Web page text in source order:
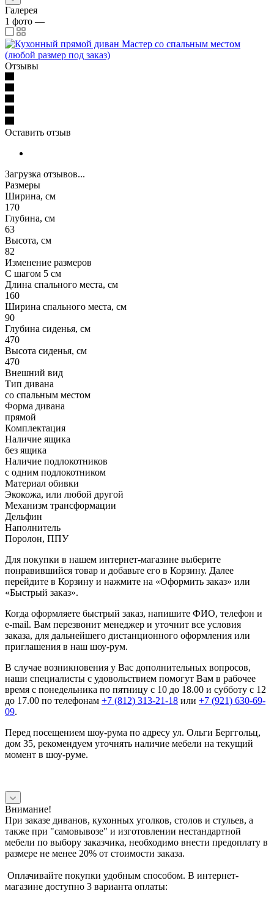
Галерея
1 фото —
Отзывы
Оставить отзыв
Загрузка отзывов...
Размеры
Ширина, см
170
Глубина, см
63
Высота, см
82
Изменение размеров
С шагом 5 см
Длина спального места, см
160
Ширина спального места, см
90
Глубина сиденья, см
470
Высота сиденья, см
470
Внешний вид
Тип дивана
со спальным местом
Форма дивана
прямой
Комплектация
Наличие ящика
без ящика
Наличие подлокотников
с одним подлокотником
Материал обивки
Экокожа, или любой другой
Механизм трансформации
Дельфин
Наполнитель
Поролон, ППУ
Для покупки в нашем интернет-магазине выберите
понравившийся товар и добавьте его в Корзину. Далее
перейдите в Корзину и нажмите на «Оформить заказ» или
«Быстрый заказ».
Когда оформляете быстрый заказ, напишите ФИО, телефон и
e-mail. Вам перезвонит менеджер и уточнит все условия
заказа, для дальнейшего дистанционного оформления или
приглашения в наш шоу-рум.
В случае возникновения у Вас дополнительных вопросов,
наши специалисты с удовольствием помогут Вам в рабочее
время с понедельника по пятницу с 10 до 18.00 и субботу с 12
до 17.00 по телефонам +7 (812) 313-21-18 или +7 (921) 630-69-
09.
Перед посещением шоу-рума по адресу ул. Ольги Берггольц,
дом 35, рекомендуем уточнять наличие мебели на текущий
момент в шоу-руме.
Внимание!
При заказе диванов, кухонных уголков, столов и стульев, а
также при "самовывозе" и изготовлении нестандартной
мебели по выбору заказчика, необходимо внести предоплату в
размере не менее 20% от стоимости заказа.
Оплачивайте покупки удобным способом. В интернет-
магазине доступно 3 варианта оплаты: